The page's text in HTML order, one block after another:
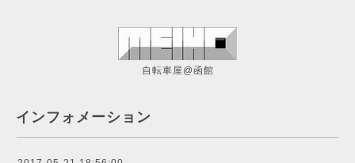
自転車屋@函館
インフォメーション